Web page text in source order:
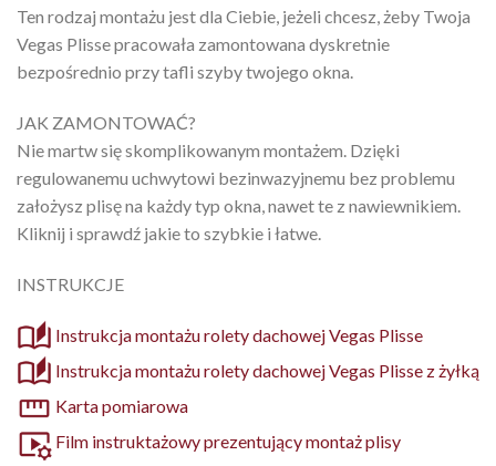
Ten rodzaj montażu jest dla Ciebie, jeżeli chcesz, żeby Twoja
Vegas Plisse pracowała zamontowana dyskretnie
bezpośrednio przy tafli szyby twojego okna.
JAK ZAMONTOWAĆ?
Nie martw się skomplikowanym montażem. Dzięki
regulowanemu uchwytowi bezinwazyjnemu bez problemu
założysz plisę na każdy typ okna, nawet te z nawiewnikiem.
Kliknij i sprawdź jakie to szybkie i łatwe.
INSTRUKCJE
Instrukcja montażu rolety dachowej Vegas Plisse
Instrukcja montażu rolety dachowej Vegas Plisse z żyłką
Karta pomiarowa
Film instruktażowy prezentujący montaż plisy